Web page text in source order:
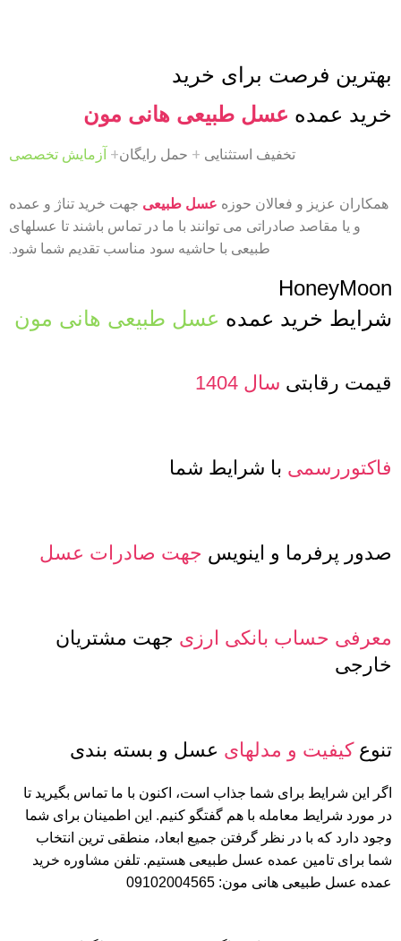
بهترین فرصت برای خرید
خرید عمده عسل طبیعی هانی مون
تخفیف استثنایی + حمل رایگان+ آزمایش تخصصی
همکاران عزیز و فعالان حوزه عسل طبیعی جهت خرید تناژ و عمده
و یا مقاصد صادراتی می توانند با ما در تماس باشند تا عسلهای
طبیعی با حاشیه سود مناسب تقدیم شما شود.
HoneyMoon
شرایط خرید عمده عسل طبیعی هانی مون
قیمت رقابتی سال 1404
فاکتوررسمی با شرایط شما
صدور پرفرما و اینویس جهت صادرات عسل
معرفی حساب بانکی ارزی جهت مشتریان
خارجی
تنوعکیفیت و مدلهای عسل و بسته بندی
اگر این شرایط برای شما جذاب است، اکنون با ما تماس بگیرید تا
در مورد شرایط معامله با هم گفتگو کنیم. این اطمینان برای شما
وجود دارد که با در نظر گرفتن جمیع ابعاد، منطقی ترین انتخاب
شما برای تامین عمده عسل طبیعی هستیم. تلفن مشاوره خرید
عمده عسل طبیعی هانی مون: 09102004565